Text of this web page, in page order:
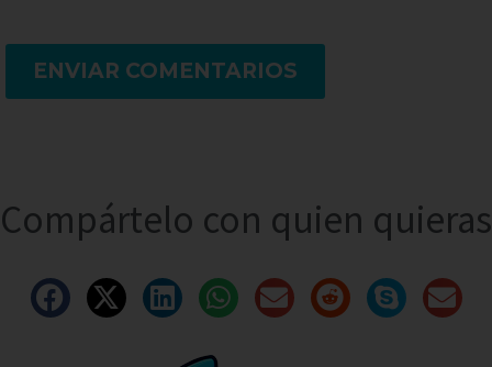
ENVIAR COMENTARIOS
Compártelo con quien quieras